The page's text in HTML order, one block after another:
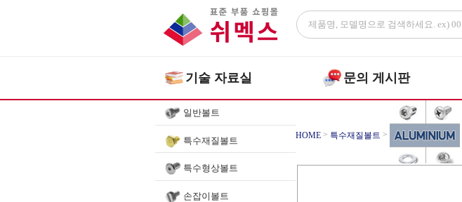
기술 자료실 문의 게시판
일반볼트
특수재질볼트
특수형상볼트
손잡이볼트
HOME > 특수재질볼트 >